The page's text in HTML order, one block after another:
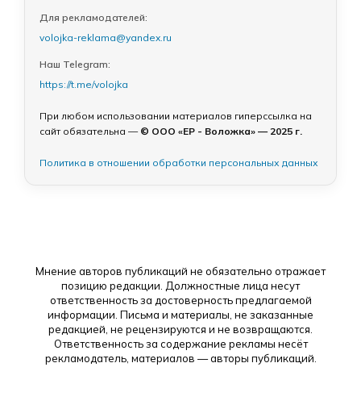
Для рекламодателей:
volojka-reklama@yandex.ru
Наш Telegram:
https://t.me/volojka
При любом использовании материалов гиперссылка на
сайт обязательна — © ООО «ЕР - Воложка» — 2025 г.
Политика в отношении обработки персональных данных
Мнение авторов публикаций не обязательно отражает
позицию редакции. Должностные лица несут
ответственность за достоверность предлагаемой
информации. Письма и материалы, не заказанные
редакцией, не рецензируются и не возвращаются.
Ответственность за содержание рекламы несёт
рекламодатель, материалов — авторы публикаций.